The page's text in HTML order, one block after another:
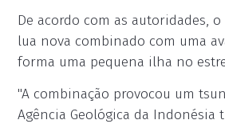
De acordo com as autoridades,
lua nova combinado com uma
forma uma pequena ilha no
"A combinação provocou um
Agência Geológica da Indonésia